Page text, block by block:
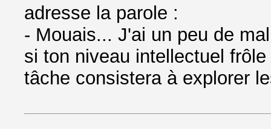
adresse la parole :
- Mouais... J'ai un peu de
si ton niveau intellectuel
tâche consistera à explorer